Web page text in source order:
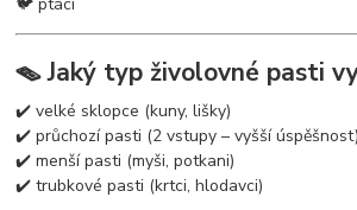
🐦 ptáci
🪤 Jaký typ živolovné pasti
✔️ velké sklopce (kuny, lišky)
✔️ průchozí pasti (2 vstupy – vyšší úspěšnost)
✔️ menší pasti (myši, potkani)
✔️ trubkové pasti (krtci, hlodavci)